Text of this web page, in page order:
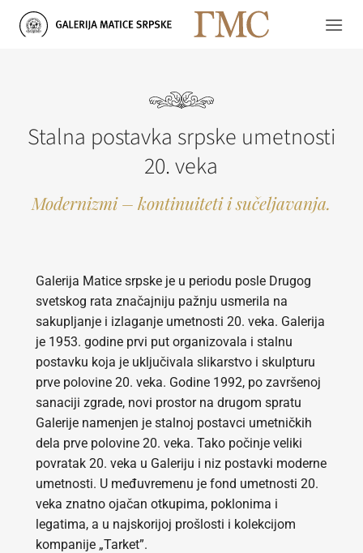
Stalna postavka srpske umetnosti
20. veka
Modernizmi – kontinuiteti i sučeljavanja.
Galerija Matice srpske je u periodu posle Drugog
svetskog rata značajniju pažnju usmerila na
sakupljanje i izlaganje umetnosti 20. veka. Galerija
je 1953. godine prvi put organizovala i stalnu
postavku koja je uključivala slikarstvo i skulpturu
prve polovine 20. veka. Godine 1992, po završenoj
sanaciji zgrade, novi prostor na drugom spratu
Galerije namenjen je stalnoj postavci umetničkih
dela prve polovine 20. veka. Tako počinje veliki
povratak 20. veka u Galeriju i niz postavki moderne
umetnosti. U međuvremenu je fond umetnosti 20.
veka znatno ojačan otkupima, poklonima i
legatima, a u najskorijoj prošlosti i kolekcijom
kompanije „Tarket”.